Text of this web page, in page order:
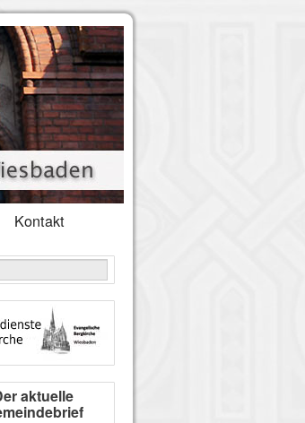
Kontakt
aktuelle